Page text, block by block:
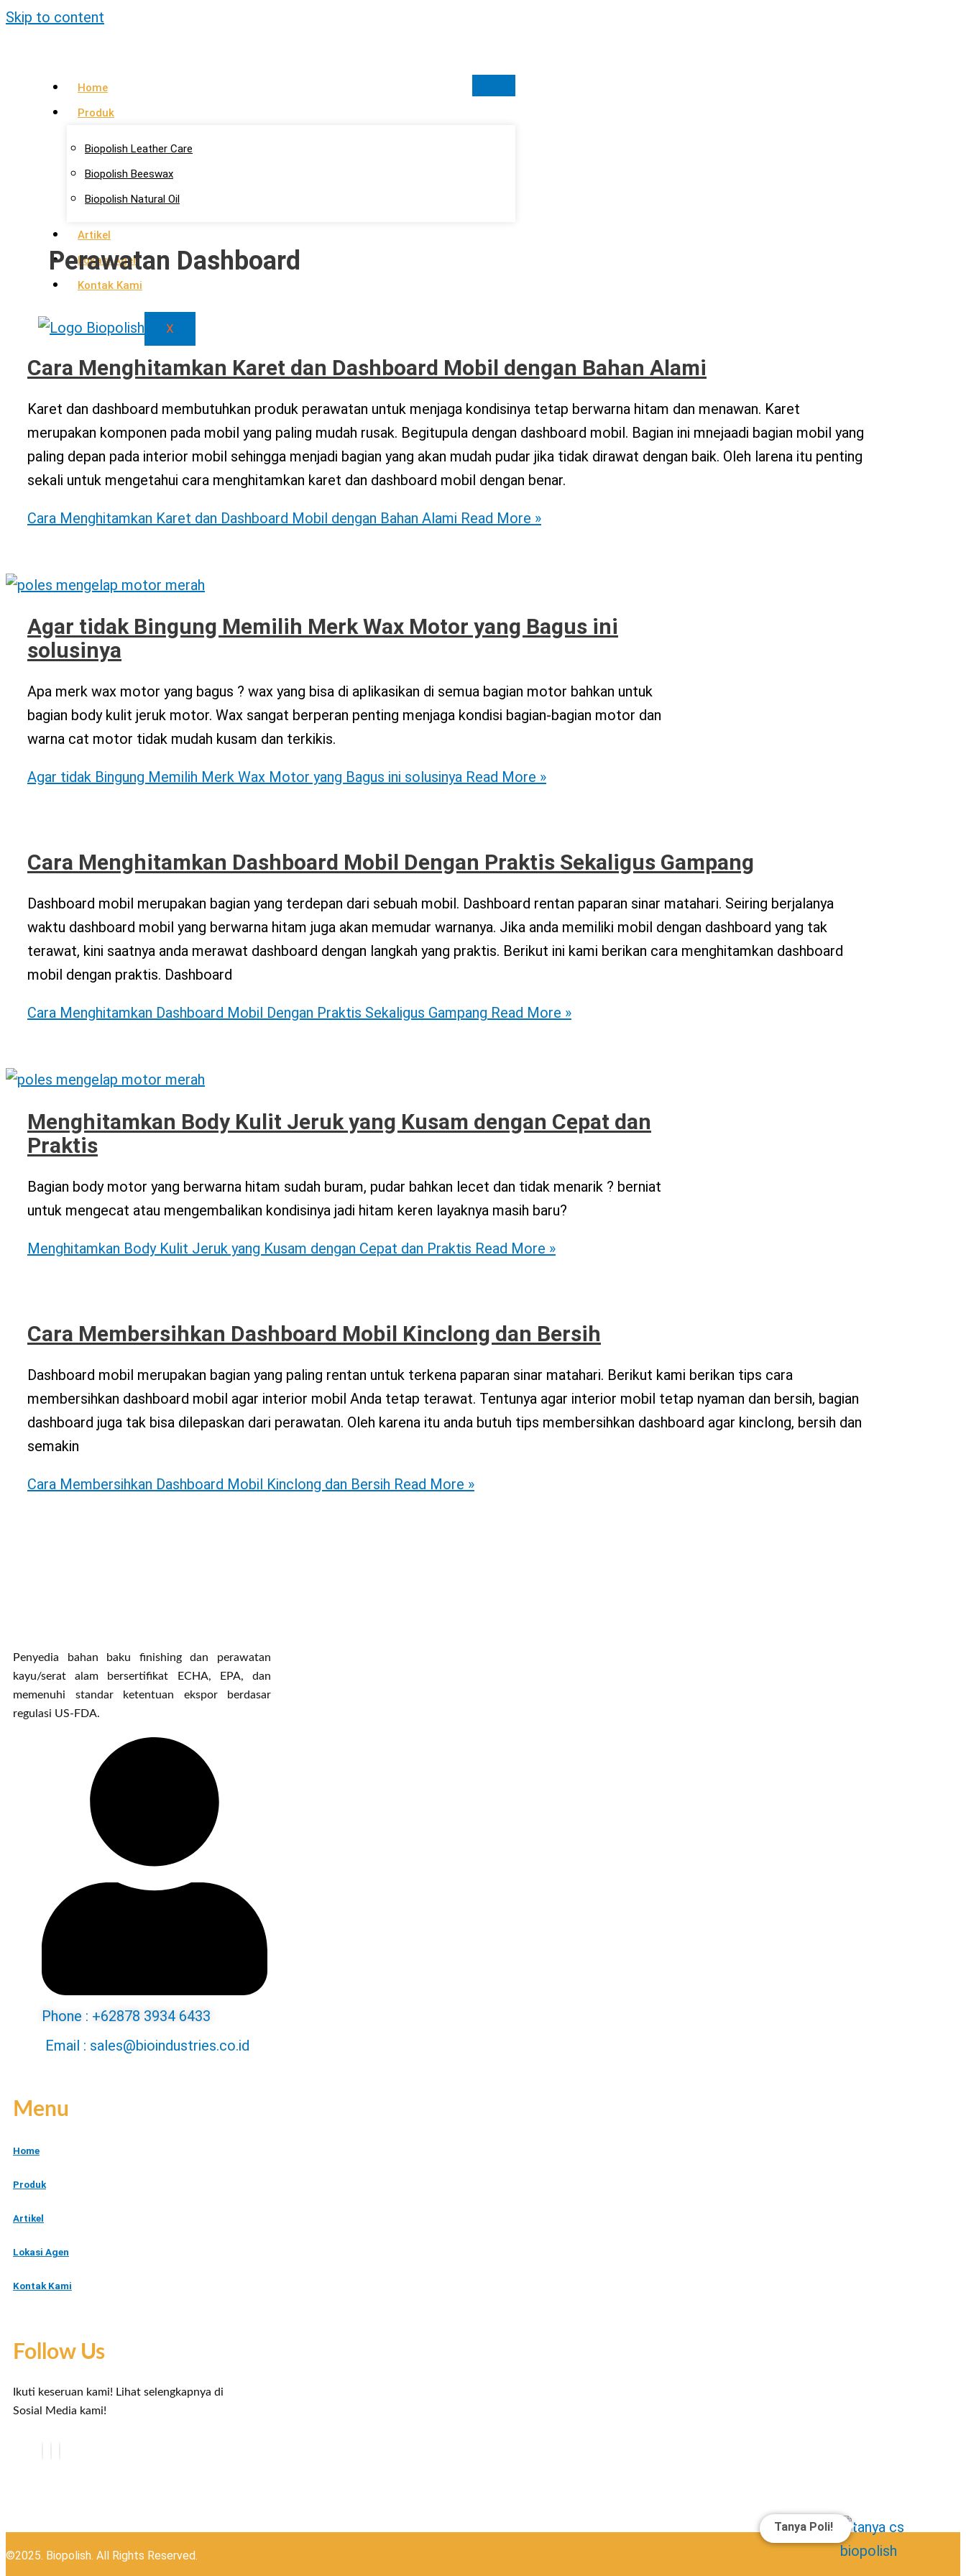
Skip to content
Home
Produk
Biopolish Leather Care
Biopolish Beeswax
Biopolish Natural Oil
Artikel
Lokasi Agen
Kontak Kami
X
Perawatan Dashboard
Cara Menghitamkan Karet dan Dashboard Mobil dengan Bahan Alami
Karet dan dashboard membutuhkan produk perawatan untuk menjaga kondisinya tetap berwarna hitam dan menawan. Karet
merupakan komponen pada mobil yang paling mudah rusak. Begitupula dengan dashboard mobil. Bagian ini mnejaadi bagian mobil yang
paling depan pada interior mobil sehingga menjadi bagian yang akan mudah pudar jika tidak dirawat dengan baik. Oleh larena itu penting
sekali untuk mengetahui cara menghitamkan karet dan dashboard mobil dengan benar.
Cara Menghitamkan Karet dan Dashboard Mobil dengan Bahan Alami Read More »
Agar tidak Bingung Memilih Merk Wax Motor yang Bagus ini
solusinya
Apa merk wax motor yang bagus ? wax yang bisa di aplikasikan di semua bagian motor bahkan untuk
bagian body kulit jeruk motor. Wax sangat berperan penting menjaga kondisi bagian-bagian motor dan
warna cat motor tidak mudah kusam dan terkikis.
Agar tidak Bingung Memilih Merk Wax Motor yang Bagus ini solusinya Read More »
Cara Menghitamkan Dashboard Mobil Dengan Praktis Sekaligus Gampang
Dashboard mobil merupakan bagian yang terdepan dari sebuah mobil. Dashboard rentan paparan sinar matahari. Seiring berjalanya
waktu dashboard mobil yang berwarna hitam juga akan memudar warnanya. Jika anda memiliki mobil dengan dashboard yang tak
terawat, kini saatnya anda merawat dashboard dengan langkah yang praktis. Berikut ini kami berikan cara menghitamkan dashboard
mobil dengan praktis. Dashboard
Cara Menghitamkan Dashboard Mobil Dengan Praktis Sekaligus Gampang Read More »
Menghitamkan Body Kulit Jeruk yang Kusam dengan Cepat dan
Praktis
Bagian body motor yang berwarna hitam sudah buram, pudar bahkan lecet dan tidak menarik ? berniat
untuk mengecat atau mengembalikan kondisinya jadi hitam keren layaknya masih baru?
Menghitamkan Body Kulit Jeruk yang Kusam dengan Cepat dan Praktis Read More »
Cara Membersihkan Dashboard Mobil Kinclong dan Bersih
Dashboard mobil merupakan bagian yang paling rentan untuk terkena paparan sinar matahari. Berikut kami berikan tips cara
membersihkan dashboard mobil agar interior mobil Anda tetap terawat. Tentunya agar interior mobil tetap nyaman dan bersih, bagian
dashboard juga tak bisa dilepaskan dari perawatan. Oleh karena itu anda butuh tips membersihkan dashboard agar kinclong, bersih dan
semakin
Cara Membersihkan Dashboard Mobil Kinclong dan Bersih Read More »
Penyedia bahan baku finishing dan perawatan
kayu/serat alam bersertifikat ECHA, EPA, dan
memenuhi standar ketentuan ekspor berdasar
regulasi US-FDA.
Phone : +62878 3934 6433
Email : sales@bioindustries.co.id
Menu
Home
Produk
Artikel
Lokasi Agen
Kontak Kami
Follow Us
Ikuti keseruan kami! Lihat selengkapnya di
Sosial Media kami!
©2025. Biopolish. All Rights Reserved.
Tanya Poli!